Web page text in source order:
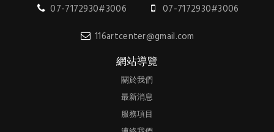
07-7172930#3006
07-7172930#3006
116artcenter@gmail.com
網站導覽
關於我們
最新消息
服務項目